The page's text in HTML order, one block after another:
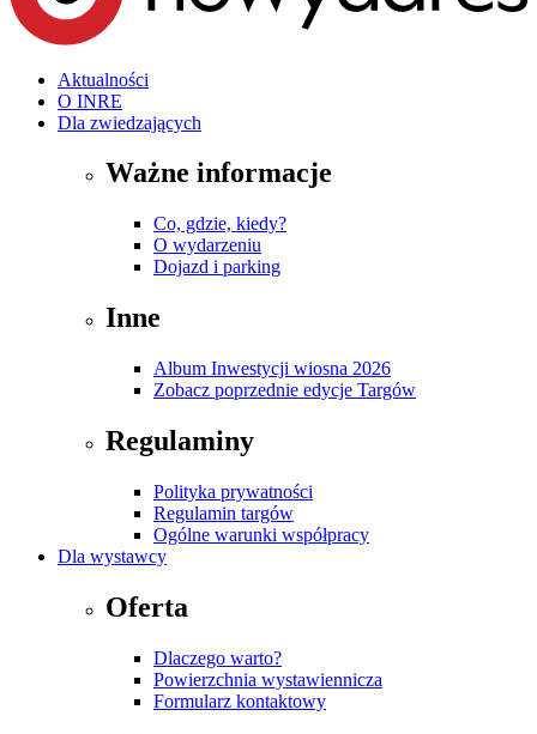
Aktualności
O INRE
Dla zwiedzających
Ważne informacje
Co, gdzie, kiedy?
O wydarzeniu
Dojazd i parking
Inne
Album Inwestycji wiosna 2026
Zobacz poprzednie edycje Targów
Regulaminy
Polityka prywatności
Regulamin targów
Ogólne warunki współpracy
Dla wystawcy
Oferta
Dlaczego warto?
Powierzchnia wystawiennicza
Formularz kontaktowy